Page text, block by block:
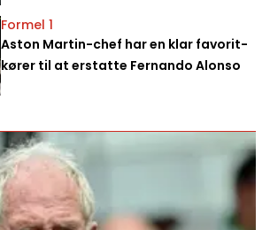
Formel 1
Aston Martin-chef har en klar favorit-
kører til at erstatte Fernando Alonso